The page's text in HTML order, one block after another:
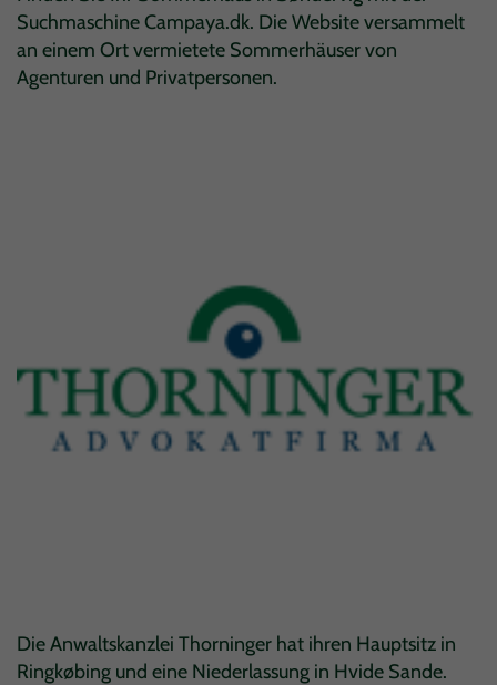
Suchmaschine Campaya.dk. Die Website versammelt
an einem Ort vermietete Sommerhäuser von
Agenturen und Privatpersonen.
Die Anwaltskanzlei Thorninger hat ihren Hauptsitz in
Ringkøbing und eine Niederlassung in Hvide Sande.